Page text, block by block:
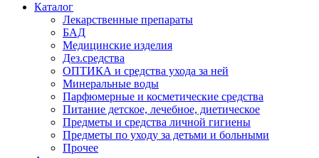
Каталог
Лекарственные препараты
БАД
Медицинские изделия
Дез.средства
ОПТИКА и средства ухода за ней
Минеральные воды
Парфюмерные и косметические средства
Питание детское, лечебное, диетическое
Предметы и средства личной гигиены
Предметы по уходу за детьми и больными
Прочее